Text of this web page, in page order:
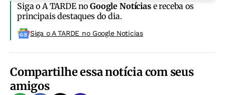
Siga o A TARDE noGoogle Notíciase receba os
principais destaques do dia.
Siga o A TARDE no Google Noticias
Compartilhe essa notícia com seus
amigos